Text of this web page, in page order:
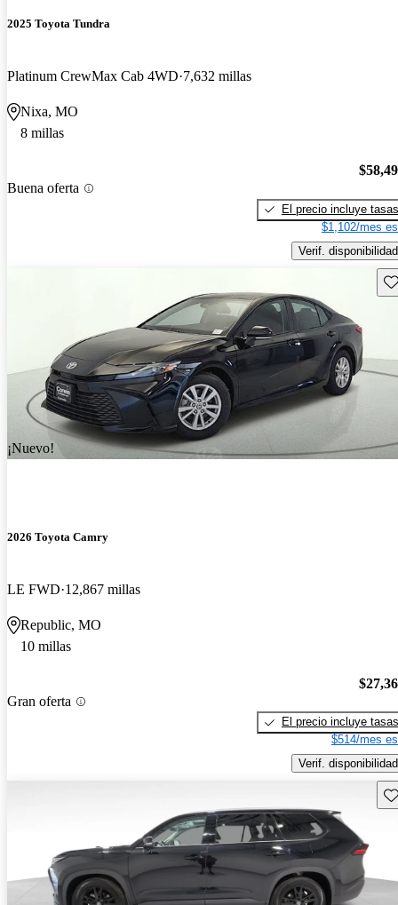
2025 Toyota Tundra
Platinum CrewMax Cab 4WD 7,632 millas
Nixa, MO
8 millas
Buena oferta
El precio incluye tasas
$1,102/mes
Verif. disponibilidad
¡Nuevo!
2026 Toyota Camry
LE FWD 12,867 millas
Republic, MO
10 millas
Gran oferta
El precio incluye tasas
$514/mes
Verif. disponibilidad